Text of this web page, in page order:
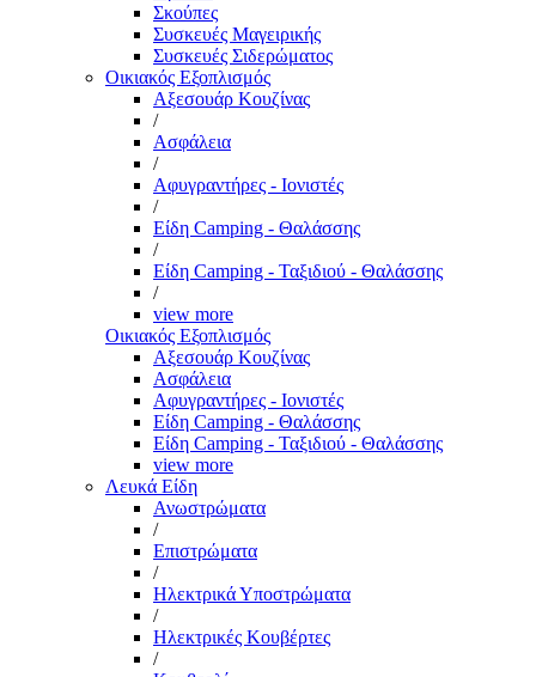
Σκούπες
Συσκευές Μαγειρικής
Συσκευές Σιδερώματος
Οικιακός Εξοπλισμός
Αξεσουάρ Κουζίνας
/
Ασφάλεια
/
Αφυγραντήρες - Ιονιστές
/
Είδη Camping - Θαλάσσης
/
Είδη Camping - Ταξιδιού - Θαλάσσης
/
view more
Οικιακός Εξοπλισμός
Αξεσουάρ Κουζίνας
Ασφάλεια
Αφυγραντήρες - Ιονιστές
Είδη Camping - Θαλάσσης
Είδη Camping - Ταξιδιού - Θαλάσσης
view more
Λευκά Είδη
Ανωστρώματα
/
Επιστρώματα
/
Ηλεκτρικά Υποστρώματα
/
Ηλεκτρικές Κουβέρτες
/